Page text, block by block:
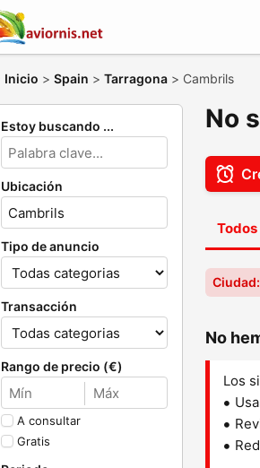
Inicio > Spain > Tarragona > Cambrils
Estoy buscando ...
Ubicación
Tipo de anuncio
Transacción
Rango de precio (€)
A consultar
Gratis
No
No
Los